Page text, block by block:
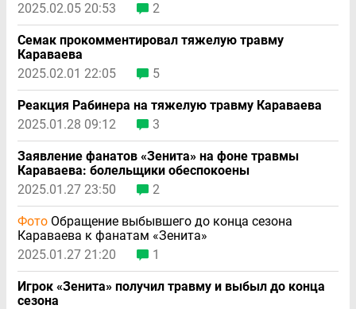
2025.02.05 20:53
2
Семак прокомментировал тяжелую травму
Караваева
2025.02.01 22:05
5
Реакция Рабинера на тяжелую травму Караваева
2025.01.28 09:12
3
Заявление фанатов «Зенита» на фоне травмы
Караваева: болельщики обеспокоены
2025.01.27 23:50
2
Фото Обращение выбывшего до конца сезона
Караваева к фанатам «Зенита»
2025.01.27 21:20
1
Игрок «Зенита» получил травму и выбыл до конца
сезона